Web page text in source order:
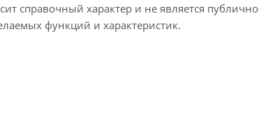
справочный характер и не является
функций и характеристик.